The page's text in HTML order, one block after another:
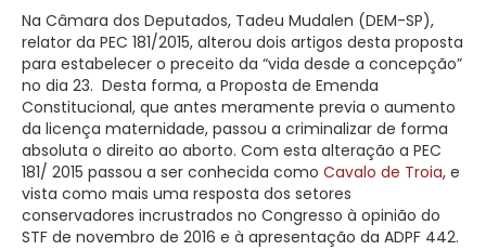
Na Câmara dos Deputados, Tadeu Mudalen (DEM-SP),
relator da PEC 181/2015, alterou dois artigos desta proposta
para estabelecer o preceito da “vida desde a concepção”
no dia 23. Desta forma, a Proposta de Emenda
Constitucional, que antes meramente previa o aumento
da licença maternidade, passou a criminalizar de forma
absoluta o direito ao aborto. Com esta alteração a PEC
181/ 2015 passou a ser conhecida como Cavalo de Troia, e
vista como mais uma resposta dos setores
conservadores incrustrados no Congresso à opinião do
STF de novembro de 2016 e à apresentação da ADPF 442.